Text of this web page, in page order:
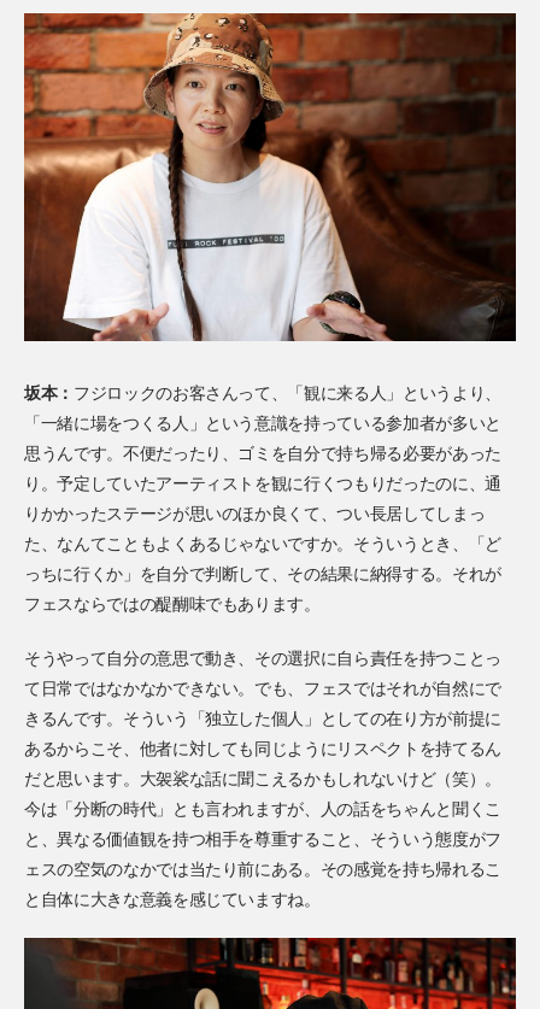
坂本： フジロックのお客さんって、「観に来る人」というより、
「一緒に場をつくる人」という意識を持っている参加者が多いと
思うんです。不便だったり、ゴミを自分で持ち帰る必要があった
り。予定していたアーティストを観に行くつもりだったのに、通
りかかったステージが思いのほか良くて、つい長居してしまっ
た、なんてこともよくあるじゃないですか。そういうとき、「ど
っちに行くか」を自分で判断して、その結果に納得する。それが
フェスならではの醍醐味でもあります。
そうやって自分の意思で動き、その選択に自ら責任を持つことっ
て日常ではなかなかできない。でも、フェスではそれが自然にで
きるんです。そういう「独立した個人」としての在り方が前提に
あるからこそ、他者に対しても同じようにリスペクトを持てるん
だと思います。大袈裟な話に聞こえるかもしれないけど（笑）。
今は「分断の時代」とも言われますが、人の話をちゃんと聞くこ
と、異なる価値観を持つ相手を尊重すること、そういう態度がフ
ェスの空気のなかでは当たり前にある。その感覚を持ち帰れるこ
と自体に大きな意義を感じていますね。